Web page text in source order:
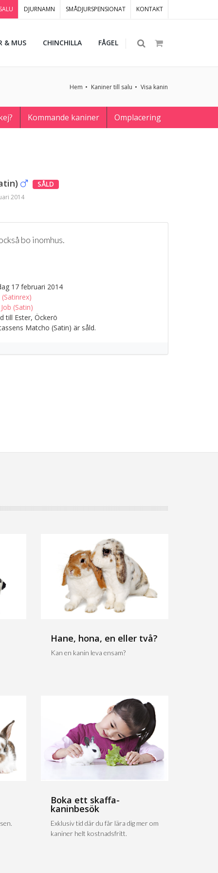
DJURNAMN SMÅDJURSPENSIONAT KONTAKT
& MUS CHINCHILLA FÅGEL
Hem Kaniner till salu Visa kanin
Kommande kaniner Omplacering
SÅLD
2014
bo inomhus.
17 februari 2014
(Satinrex)
(Satin)
till Ester, Öckerö
Matcho (Satin) är såld.
Hane, hona, en eller två?
Kan en kanin leva ensam?
Boka ett skaffa-
kaninbesök
Exklusiv tid där du får lära dig mer om
kaniner helt kostnadsfritt.